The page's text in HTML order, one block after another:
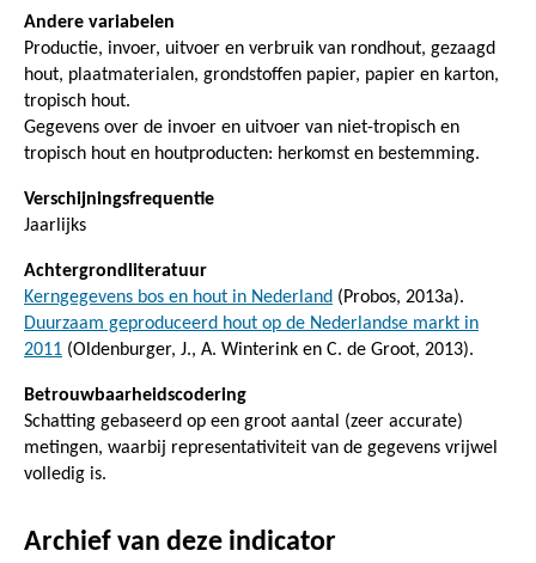
Andere variabelen
Productie, invoer, uitvoer en verbruik van rondhout, gezaagd
hout, plaatmaterialen, grondstoffen papier, papier en karton,
tropisch hout.
Gegevens over de invoer en uitvoer van niet-tropisch en
tropisch hout en houtproducten: herkomst en bestemming.
Verschijningsfrequentie
Jaarlijks
Achtergrondliteratuur
Kerngegevens bos en hout in Nederland (Probos, 2013a).
Duurzaam geproduceerd hout op de Nederlandse markt in
2011 (Oldenburger, J., A. Winterink en C. de Groot, 2013).
Betrouwbaarheidscodering
Schatting gebaseerd op een groot aantal (zeer accurate)
metingen, waarbij representativiteit van de gegevens vrijwel
volledig is.
Archief van deze indicator